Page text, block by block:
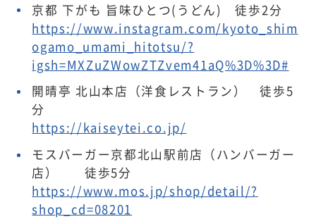
京都 下がも 旨味ひとつ(うどん) 徒歩2分
https://www.instagram.com/kyoto_shim
ogamo_umami_hitotsu/?
igsh=MXZuZWowZTZvem41aQ%3D%3D#
開晴亭 北山本店（洋食レストラン） 徒歩5
分
https://kaiseytei.co.jp/
モスバーガー京都北山駅前店（ハンバーガー
店） 徒歩5分
https://www.mos.jp/shop/detail/?
shop_cd=08201